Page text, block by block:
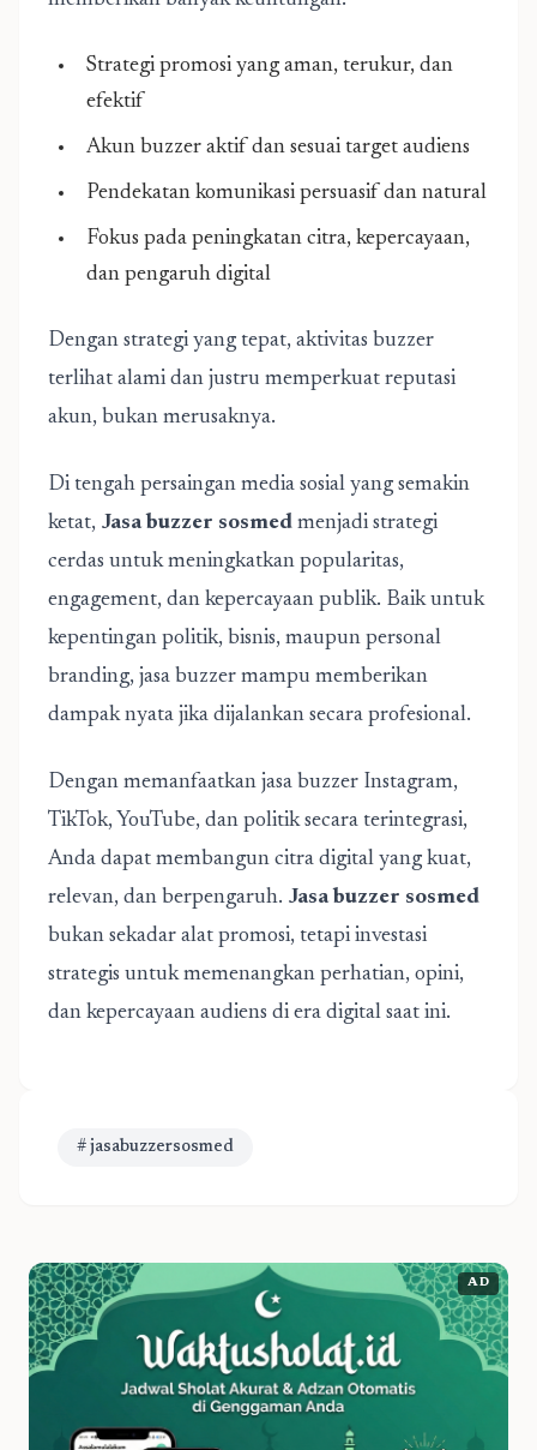
Strategi promosi yang aman, terukur, dan
efektif
Akun buzzer aktif dan sesuai target audiens
Pendekatan komunikasi persuasif dan natural
Fokus pada peningkatan citra, kepercayaan,
dan pengaruh digital
Dengan strategi yang tepat, aktivitas buzzer
terlihat alami dan justru memperkuat reputasi
akun, bukan merusaknya.
Di tengah persaingan media sosial yang semakin
ketat, Jasa buzzer sosmed menjadi strategi
cerdas untuk meningkatkan popularitas,
engagement, dan kepercayaan publik. Baik untuk
kepentingan politik, bisnis, maupun personal
branding, jasa buzzer mampu memberikan
dampak nyata jika dijalankan secara profesional.
Dengan memanfaatkan jasa buzzer Instagram,
TikTok, YouTube, dan politik secara terintegrasi,
Anda dapat membangun citra digital yang kuat,
relevan, dan berpengaruh. Jasa buzzer sosmed
bukan sekadar alat promosi, tetapi investasi
strategis untuk memenangkan perhatian, opini,
dan kepercayaan audiens di era digital saat ini.
# jasabuzzersosmed
AD